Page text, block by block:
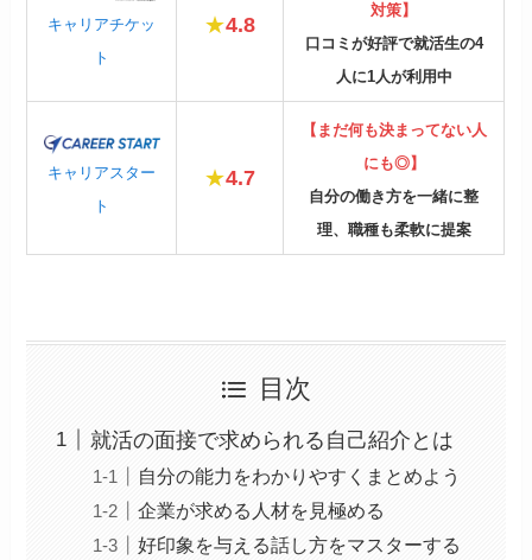
キャリアチケッ
ト
★4.8
対策】
口コミが好評で就活生の4
人に1人が利用中
キャリアスター
ト
★4.7
【まだ何も決まってない人
にも◎】
自分の働き方を一緒に整
理、職種も柔軟に提案
目次
就活の面接で求められる自己紹介とは
自分の能力をわかりやすくまとめよう
企業が求める人材を見極める
好印象を与える話し方をマスターする